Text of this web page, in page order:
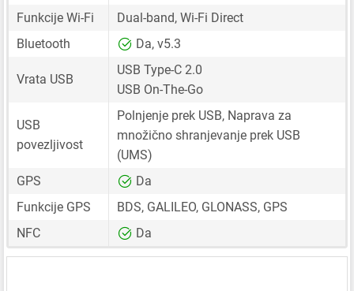
Funkcije Wi-Fi
Dual-band, Wi-Fi Direct
Bluetooth
Da, v5.3
Vrata USB
USB Type-C 2.0
USB On-The-Go
USB
povezljivost
Polnjenje prek USB, Naprava za
množično shranjevanje prek USB
(UMS)
GPS
Da
Funkcije GPS
BDS, GALILEO, GLONASS, GPS
NFC
Da